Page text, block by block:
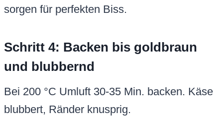
sorgen für perfekten Biss.
Schritt 4: Backen bis goldbraun
und blubbernd
Bei 200 °C Umluft 30-35 Min. backen. Käse
blubbert, Ränder knusprig.